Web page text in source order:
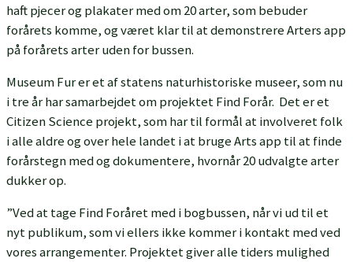
haft pjecer og plakater med om 20 arter, som bebuder
forårets komme, og været klar til at demonstrere Arters app
på forårets arter uden for bussen.
Museum Fur er et af statens naturhistoriske museer, som nu
i tre år har samarbejdet om projektet Find Forår. Det er et
Citizen Science projekt, som har til formål at involveret folk
i alle aldre og over hele landet i at bruge Arts app til at finde
forårstegn med og dokumentere, hvornår 20 udvalgte arter
dukker op.
”Ved at tage Find Foråret med i bogbussen, når vi ud til et
nyt publikum, som vi ellers ikke kommer i kontakt med ved
vores arrangementer. Projektet giver alle tiders mulighed